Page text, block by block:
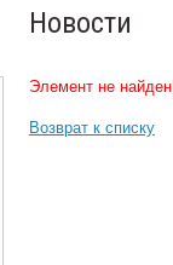
Новости
Элемент не
Возврат к списку